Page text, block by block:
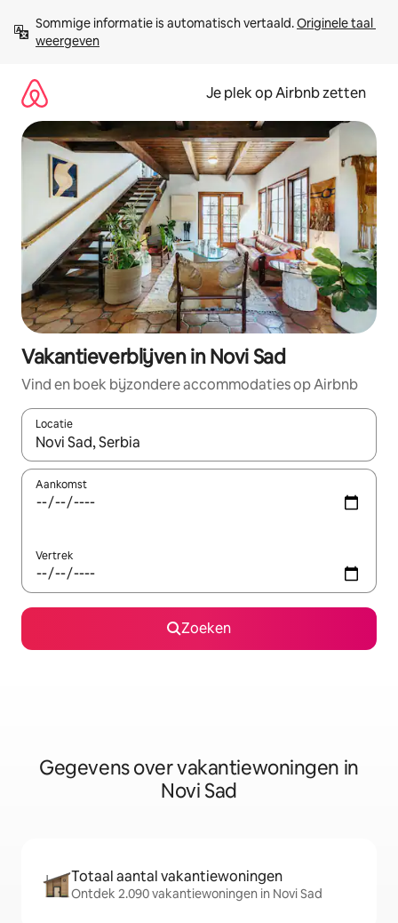
direct
naar
Sommige informatie is automatisch vertaald. Originele taal
weergeven
Je plek op Airbnb zetten
Vakantieverblijven in Novi Sad
Vind en boek bijzondere accommodaties op Airbnb
Locatie
Wanneer er resultaten beschikbaar zijn, maak je een keuze
Aankomst
Vertrek
Zoeken
Gegevens over vakantiewoningen in
Novi Sad
Totaal aantal vakantiewoningen
Ontdek 2.090 vakantiewoningen in Novi Sad